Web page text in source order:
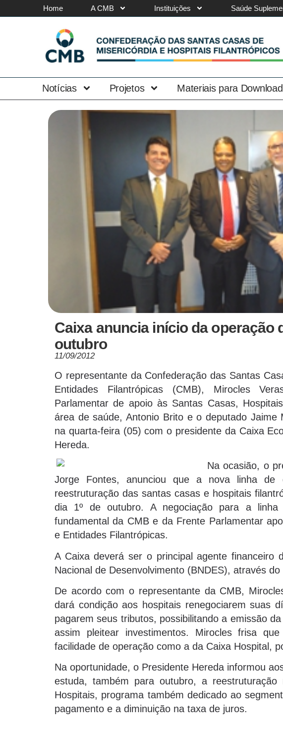
Home A CMB Instituições Saúde
Notícias Projetos Materiais para Download
Caixa anuncia início da operação
outubro
11/09/2012
O representante da Confederação das Santas
Entidades Filantrópicas (CMB), Mirocles
Parlamentar de apoio às Santas Casas,
área de saúde, Antonio Brito e o deputado Jaime
na quarta-feira (05) com o presidente da Caixa
Hereda.
Na ocasião, o
Jorge Fontes, anunciou que a nova linha de
reestruturação das santas casas e hospitais
dia 1º de outubro. A negociação para a linha
fundamental da CMB e da Frente Parlamentar
e Entidades Filantrópicas.
A Caixa deverá ser o principal agente financeiro
Nacional de Desenvolvimento (BNDES), através
De acordo com o representante da CMB,
dará condição aos hospitais renegociarem suas
pagarem seus tributos, possibilitando a emissão
assim pleitear investimentos. Mirocles frisa
facilidade de operação como a da Caixa Hospital,
Na oportunidade, o Presidente Hereda informou
estuda, também para outubro, a
Hospitais, programa também dedicado ao
pagamento e a diminuição na taxa de juros.